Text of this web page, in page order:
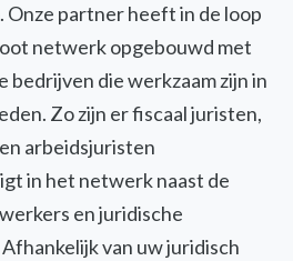
partner heeft in de loop
netwerk opgebouwd met
bedrijven die werkzaam zijn in
Zo zijn er fiscaal juristen,
arbeidsjuristen
in het netwerk naast de
en juridische
Afhankelijk van uw juridisch